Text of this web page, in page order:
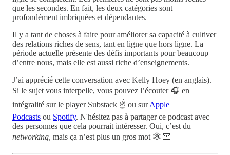
que les secondes. En fait, les deux catégories sont
profondément imbriquées et dépendantes.
Il y a tant de choses à faire pour améliorer sa capacité à cultiver
des relations riches de sens, tant en ligne que hors ligne. La
période actuelle présente des défis importants pour beaucoup
d’entre nous, mais elle est aussi riche d’enseignements.
J’ai apprécié cette conversation avec Kelly Hoey (en anglais).
Si le sujet vous interpelle, vous pouvez l’écouter 🎧 en
intégralité sur le player Substack ☝️ ou surApple
Podcasts ou Spotify. N'hésitez pas à partager ce podcast avec
des personnes que cela pourrait intéresser. Oui, c’est du
networking, mais ça n’est plus un gros mot 🕸️ 💌